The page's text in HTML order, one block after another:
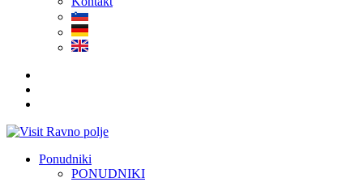
Ponudniki
PONUDNIKI